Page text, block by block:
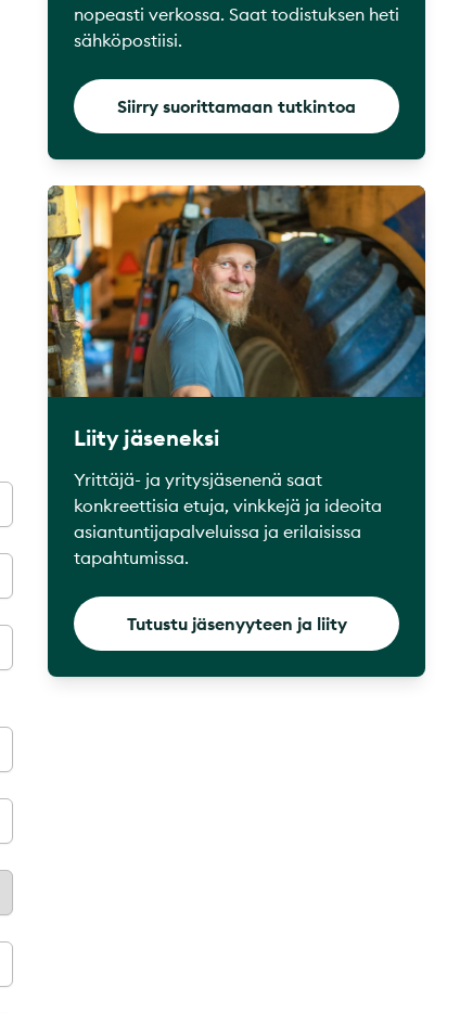
nopeasti verkossa. Saat todistuksen heti
sähköpostiisi.
Siirry suorittamaan tutkintoa
Liity jäseneksi
Yrittäjä- ja yritysjäsenenä saat
konkreettisia etuja, vinkkejä ja ideoita
asiantuntijapalveluissa ja erilaisissa
tapahtumissa.
Tutustu jäsenyyteen ja liity